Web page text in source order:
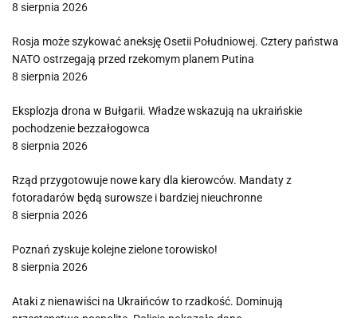
8 sierpnia 2026
Rosja może szykować aneksję Osetii Południowej. Cztery państwa
NATO ostrzegają przed rzekomym planem Putina
8 sierpnia 2026
Eksplozja drona w Bułgarii. Władze wskazują na ukraińskie
pochodzenie bezzałogowca
8 sierpnia 2026
Rząd przygotowuje nowe kary dla kierowców. Mandaty z
fotoradarów będą surowsze i bardziej nieuchronne
8 sierpnia 2026
Poznań zyskuje kolejne zielone torowisko!
8 sierpnia 2026
Ataki z nienawiści na Ukraińców to rzadkość. Dominują